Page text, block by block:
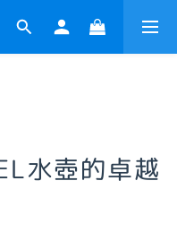
水壺的卓越